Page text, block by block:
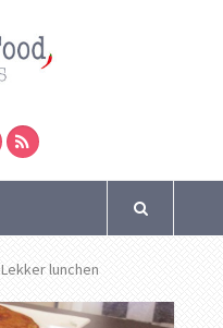
Lekker lunchen